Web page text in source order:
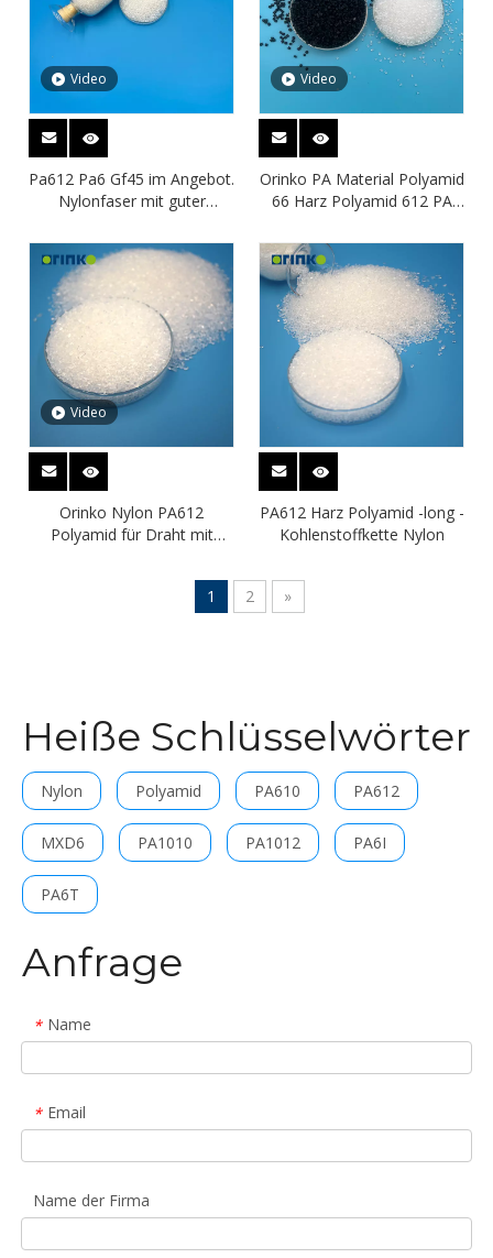
Video
Pa612 Pa6 Gf45 im Angebot.
Nylonfaser mit guter
Video
Orinko PA Material Polyamid
66 Harz Polyamid 612 PA
Video
Orinko Nylon PA612
Polyamid für Draht mit
PA612 Harz Polyamid -long -
Kohlenstoffkette Nylon
1 2 »
Heiße Schlüsselwörter
Nylon Polyamid PA610 PA612
MXD6 PA1010 PA1012 PA6I
PA6T
Anfrage
* Name
* Email
Name der Firma